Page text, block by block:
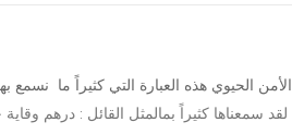
الأمن الحيوي هذه العبارة التي كثيراً ما نسمع